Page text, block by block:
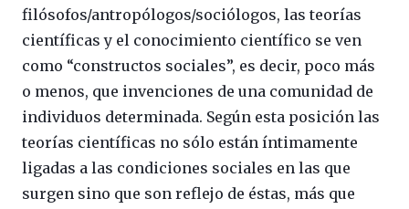
filósofos/antropólogos/sociólogos, las teorías
científicas y el conocimiento científico se ven
como “constructos sociales”, es decir, poco más
o menos, que invenciones de una comunidad de
individuos determinada. Según esta posición las
teorías científicas no sólo están íntimamente
ligadas a las condiciones sociales en las que
surgen sino que son reflejo de éstas, más que